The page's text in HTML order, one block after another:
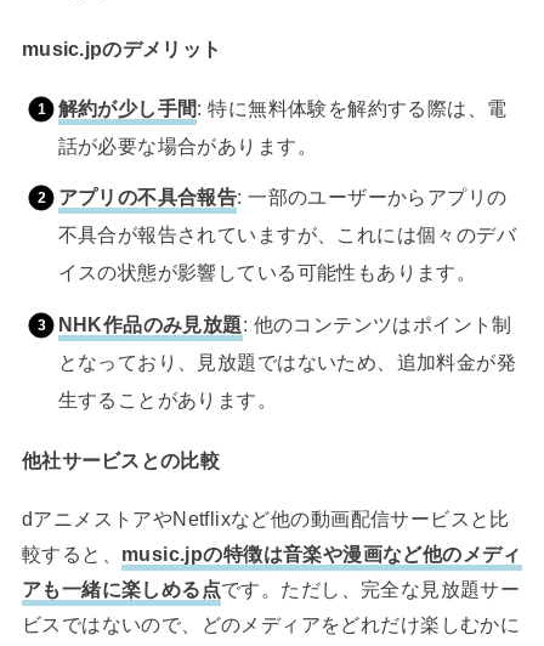
music.jpのデメリット
解約が少し手間: 特に無料体験を解約する際は、電
話が必要な場合があります。
アプリの不具合報告: 一部のユーザーからアプリの
不具合が報告されていますが、これには個々のデバ
イスの状態が影響している可能性もあります。
NHK作品のみ見放題: 他のコンテンツはポイント制
となっており、見放題ではないため、追加料金が発
生することがあります。
他社サービスとの比較
dアニメストアやNetflixなど他の動画配信サービスと比
較すると、 music.jpの特徴は音楽や漫画など他のメディ
アも一緒に楽しめる点です。ただし、完全な見放題サー
ビスではないので、どのメディアをどれだけ楽しむかに